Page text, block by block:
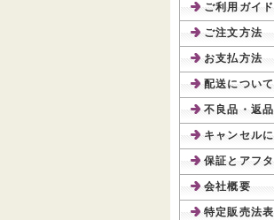
ご利用ガイド
ご注文方法
お支払方法
配送について
不良品・返
キャンセル
保証とアフ
会社概要
特定販売法